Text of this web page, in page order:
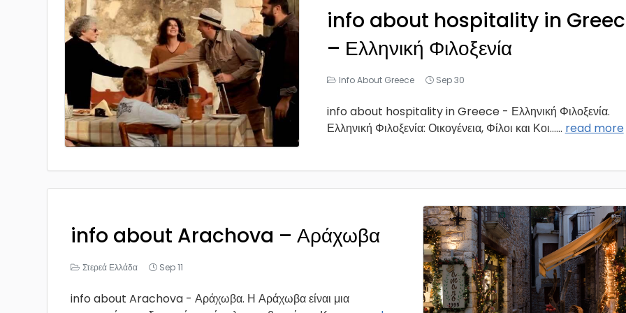
info about hospitality in
– Ελληνική Φιλοξενία
Info About Greece Sep 30
info about hospitality in Greece - Ελληνική Φιλοξενία.
Ελληνική Φιλοξενία: Οικογένεια, Φίλοι και Κοι...... read more
info about Arachova – Αράχωβα
Στερεά Ελλάδα Sep 11
info about Arachova - Αράχωβα. Η Αράχωβα είναι μια